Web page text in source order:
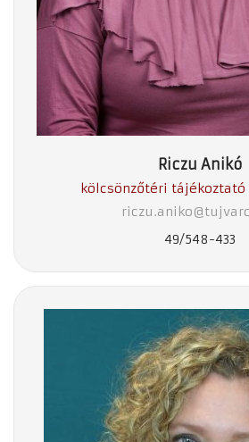
Riczu Anikó
kölcsönzőtéri tájékoztató
49/548-433